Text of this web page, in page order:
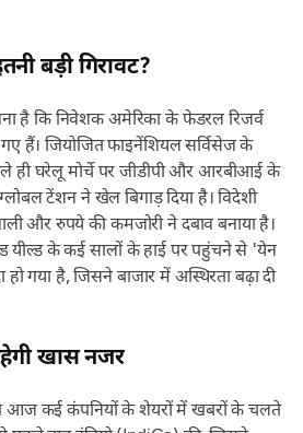
बड़ी गिरावट?
है कि निवेशक अमेरिका के फेडरल रिजर्व
हैं। जियोजित फाइनेंशियल सर्विसेज के
ही घरेलू मोर्चे पर जीडीपी और आरबीआई के
टेंशन ने खेल बिगाड़ दिया है। विदेशी
और रुपये की कमजोरी ने दबाव बनाया है।
यील्ड के कई सालों के हाई पर पहुंचने से 'येन
गया है, जिसने बाजार में अस्थिरता बढ़ा दी
खास नजर
आज कई कंपनियों के शेयरों में खबरों के चलते